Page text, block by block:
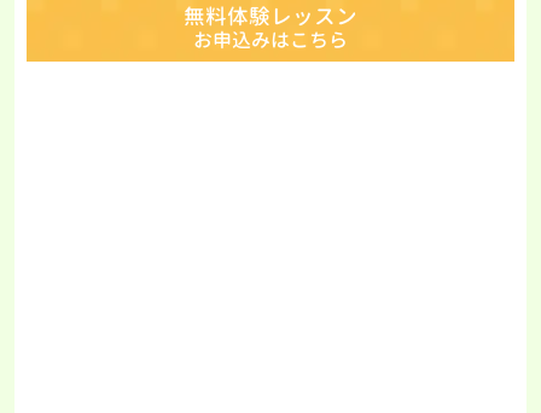
無料体験レッスン
お申込みはこちら